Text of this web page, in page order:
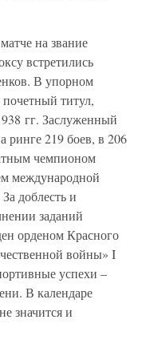
на звание
встретились
В упорном
титул,
гг. Заслуженный
ринге 219 боев, в 206
чемпионом
международной
доблесть и
заданий
орденом Красного
войны» I
успехи –
В календаре
значится и